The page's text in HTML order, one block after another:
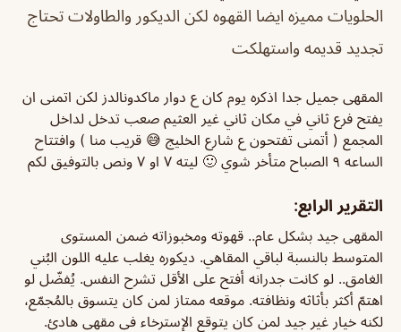
الحلويات مميزه ايضا القهوه لكن الديكور والطاولات تحتاج
تجديد قديمه واستهلكت
المقهى جميل جدا اذكره يوم كان ع دوار ماكدونالدز لكن اتمنى ان
يفتح فرع ثاني في مكان ثاني غير العثيم صعب تدخل لداخل
المجمع ( أتمنى تفتحون ع شارع الخليج 😅 قريب منا ) وافتتاح
الساعه ٩ الصباح متأخر شوي 🙂 ليته ٧ او ٧ ونص بالتوفيق لكم
التقرير الرابع:
المقهى جيد بشكل عام.. قهوته ومخبوزاته ضمن المستوى
المتوسط بالنسبة لباقي المقاهي. ديكوره يغلب عليه اللون البُني
الغامق.. لو كانت جدرانه أفتح على الأقل تشرح النفس. يُفضّل لو
اهتمّ أكثر بأثاثه ونظافته. موقعه ممتاز لمن كان يتسوق بالمُجمّع،
لكنه خيار غير جيد لمن كان يتوقع الإسترخاء في مقهى هادئ.